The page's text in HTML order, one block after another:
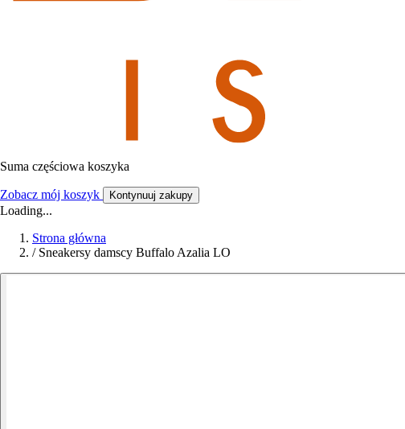
Suma częściowa koszyka
Zobacz mój koszyk Kontynuuj zakupy
Loading...
Strona główna
/ Sneakersy damscy Buffalo Azalia LO